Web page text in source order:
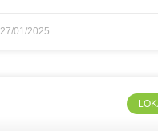
27/01/2025